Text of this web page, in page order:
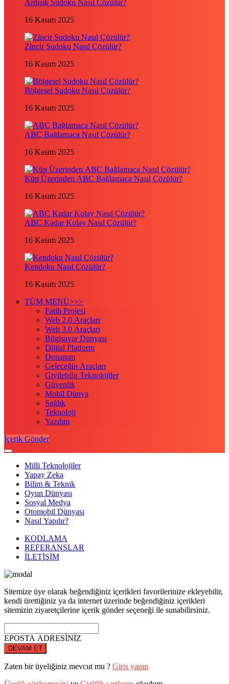
Ardışık Sudoku Nasıl Çözülür?
16 Kasım 2025
Zincir Sudoku Nasıl Çözülür?
16 Kasım 2025
Bölgesel Sudoku Nasıl Çözülür?
16 Kasım 2025
ABC Bağlamaca Nasıl Çözülür?
16 Kasım 2025
Küp Üzerinden ABC Bağlamaca Nasıl Çözülür?
16 Kasım 2025
ABC Kadar Kolay Nasıl Çözülür?
16 Kasım 2025
Kendoku Nasıl Çözülür?
16 Kasım 2025
TÜM MENÜ>>>
Fatih Projesi
Web 2.0 Araçları
Web 3.0 Araçları
Bilgisayar Dünyası
Dijital Platform
Donanım
Geleceğin Araçları
Giyilebilir Teknolojiler
Güvenlik
Mobil Dünya
Sağlık
Teknoloji
Yazılım
İçerik Gönder
Milli Teknolojiler
Yapay Zeka
Bilim & Teknik
Oyun Dünyası
Sosyal Medya
Otomobil Dünyası
Nasıl Yapılır?
KODLAMA
REFERANSLAR
İLETİŞİM
Sitemize üye olarak beğendiğiniz içerikleri favorilerinize ekleyebilir,
kendi ürettiğiniz ya da internet üzerinde beğendiğiniz içerikleri
sitemizin ziyaretçilerine içerik gönder seçeneği ile sunabilirsiniz.
EPOSTA ADRESİNİZ
DEVAM ET
Zaten bir üyeliğiniz mevcut mu ? Giriş yapın